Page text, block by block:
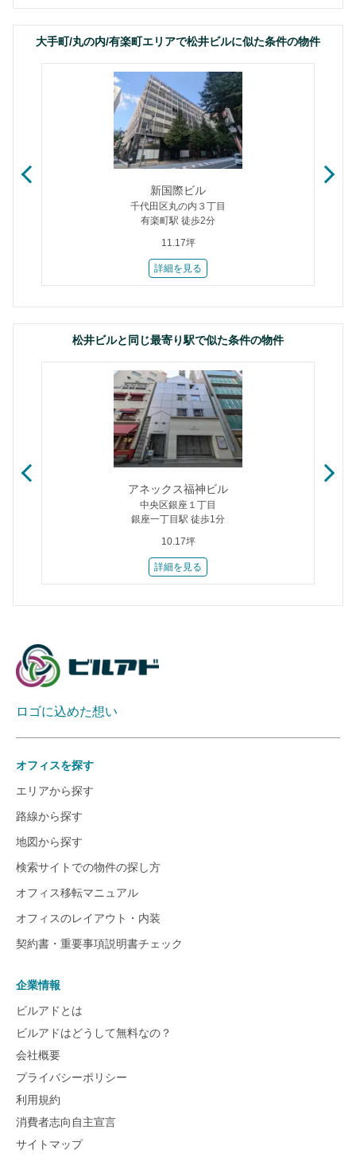
大手町/丸の内/有楽町エリアで松井ビルに似た条件の物件
新国際ビル
千代田区丸の内３丁目
有楽町駅 徒歩2分
11.17坪
詳細を見る
松井ビルと同じ最寄り駅で似た条件の物件
アネックス福神ビル
中央区銀座１丁目
銀座一丁目駅 徒歩1分
10.17坪
詳細を見る
ロゴに込めた想い
オフィスを探す
エリアから探す
路線から探す
地図から探す
検索サイトでの物件の探し方
オフィス移転マニュアル
オフィスのレイアウト・内装
契約書・重要事項説明書チェック
企業情報
ビルアドとは
ビルアドはどうして無料なの？
会社概要
プライバシーポリシー
利用規約
消費者志向自主宣言
サイトマップ